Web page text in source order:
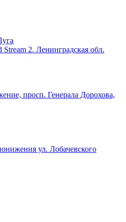
Stream 2. Ленинградская обл.
просп. Генерала Дорохова,
ул. Лобачевского